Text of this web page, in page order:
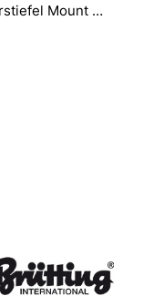
Outdoorstiefel Mount Frakes High